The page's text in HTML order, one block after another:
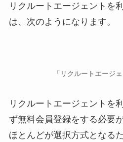
リクルートエージェントを
は、次のようになります。
「リクルートエージ
リクルートエージェントを
ず無料会員登録をする必要
ほとんどが選択方式となるた